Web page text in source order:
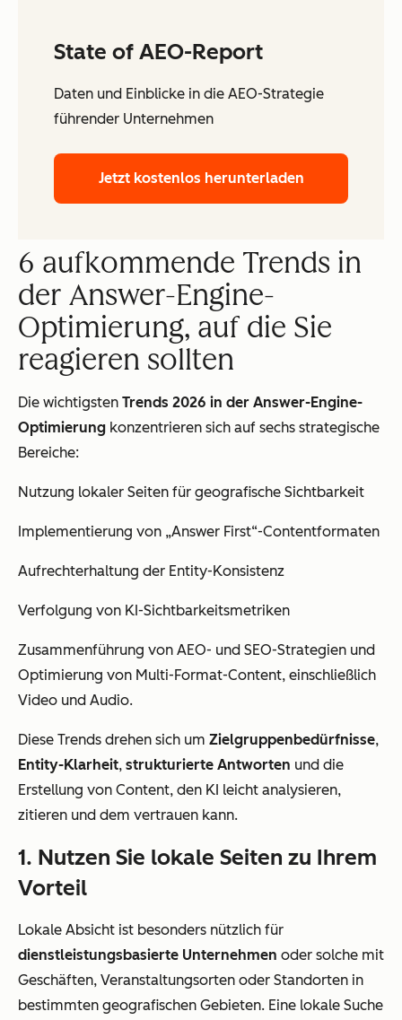
State of AEO-Report
Daten und Einblicke in die AEO-Strategie
führender Unternehmen
Jetzt kostenlos herunterladen
6 aufkommende Trends in
der Answer-Engine-
Optimierung, auf die Sie
reagieren sollten
Die wichtigsten Trends 2026 in der Answer-Engine-
Optimierung konzentrieren sich auf sechs strategische
Bereiche:
Nutzung lokaler Seiten für geografische Sichtbarkeit
Implementierung von „Answer First“-Contentformaten
Aufrechterhaltung der Entity-Konsistenz
Verfolgung von KI-Sichtbarkeitsmetriken
Zusammenführung von AEO- und SEO-Strategien und
Optimierung von Multi-Format-Content, einschließlich
Video und Audio.
Diese Trends drehen sich um Zielgruppenbedürfnisse,
Entity-Klarheit, strukturierte Antworten und die
Erstellung von Content, den KI leicht analysieren,
zitieren und dem vertrauen kann.
1. Nutzen Sie lokale Seiten zu Ihrem
Vorteil
Lokale Absicht ist besonders nützlich für
dienstleistungsbasierte Unternehmen oder solche mit
Geschäften, Veranstaltungsorten oder Standorten in
bestimmten geografischen Gebieten. Eine lokale Suche